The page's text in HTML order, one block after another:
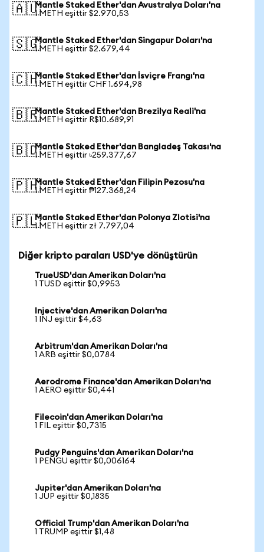
🇦🇺Mantle Staked Ether'dan Avustralya Doları'na
1 METH eşittir $2.970,53
🇸🇬Mantle Staked Ether'dan Singapur Doları'na
1 METH eşittir $2.679,44
🇨🇭Mantle Staked Ether'dan İsviçre Frangı'na
1 METH eşittir CHF 1.694,98
🇧🇷Mantle Staked Ether'dan Brezilya Reali'na
1 METH eşittir R$10.689,91
🇧🇩Mantle Staked Ether'dan Bangladeş Takası'na
1 METH eşittir ৳259.377,67
🇵🇭Mantle Staked Ether'dan Filipin Pezosu'na
1 METH eşittir ₱127.368,24
🇵🇱Mantle Staked Ether'dan Polonya Zlotisi'na
1 METH eşittir zł 7.797,04
Diğer kripto paraları USD'ye dönüştürün
TrueUSD'dan Amerikan Doları'na
1 TUSD eşittir $0,9953
Injective'dan Amerikan Doları'na
1 INJ eşittir $4,63
Arbitrum'dan Amerikan Doları'na
1 ARB eşittir $0,0784
Aerodrome Finance'dan Amerikan Doları'na
1 AERO eşittir $0,441
Filecoin'dan Amerikan Doları'na
1 FIL eşittir $0,7315
Pudgy Penguins'dan Amerikan Doları'na
1 PENGU eşittir $0,006164
Jupiter'dan Amerikan Doları'na
1 JUP eşittir $0,1835
Official Trump'dan Amerikan Doları'na
1 TRUMP eşittir $1,48